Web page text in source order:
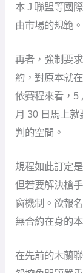
本 J 聯盟等國
由市場的規範。
再者，強制要
約，對原本就
依賽程來看，5
月 30 日馬上
判的空間。
規程如此訂定
但若要解決槍
窗機制。欲報
無合約在身的
在先前的木蘭